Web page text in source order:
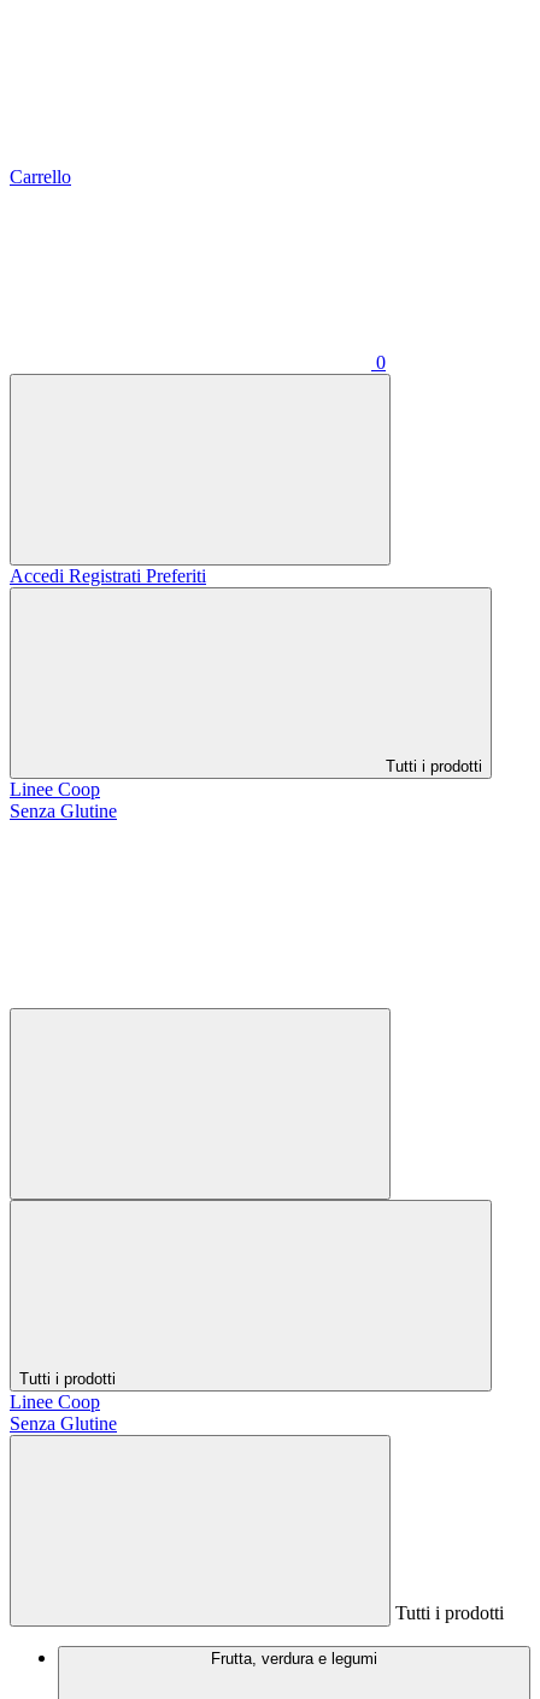
Carrello
0
Accedi Registrati Preferiti
Tutti i prodotti
Linee Coop
Senza Glutine
Tutti i prodotti
Linee Coop
Senza Glutine
Tutti i prodotti
Frutta, verdura e legumi